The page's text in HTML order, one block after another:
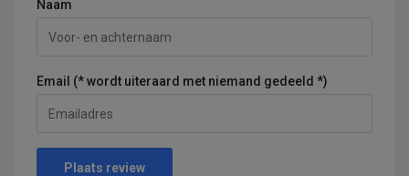
Naam
Email (* wordt uiteraard met niemand gedeeld *)
Plaats review